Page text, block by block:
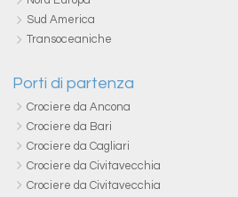
Sud America
Transoceaniche
Porti di partenza
Crociere da Ancona
Crociere da Bari
Crociere da Cagliari
Crociere da Civitavecchia
Crociere da Civitavecchia